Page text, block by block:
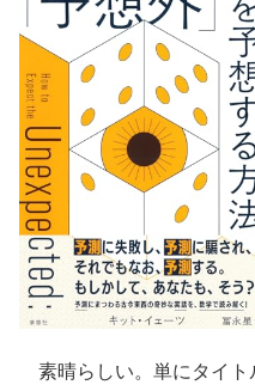
素晴らしい。単にタイト